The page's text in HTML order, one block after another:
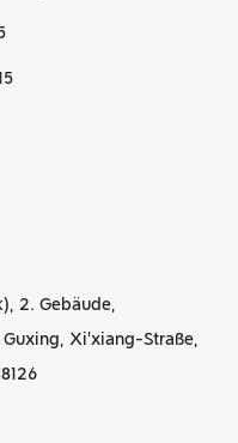
2. Gebäude,
Xi'xiang-Straße,